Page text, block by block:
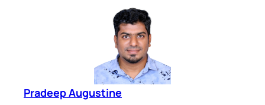
Pradeep Augustine